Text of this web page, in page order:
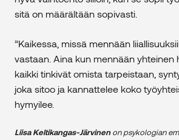
sitä on määrältään sopivasti.
”Kaikessa, missä mennään
vastaan. Aina kun mennään yhteinen
kaikki tinkivät omista tarpeistaan,
joka sitoo ja kannattelee koko
hymyilee.
Liisa Keltikangas-Järvinenon psykologian